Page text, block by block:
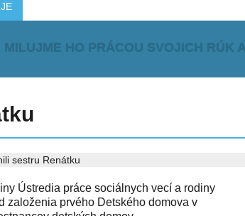
HO PRÁCOU SVOJICH RÚK
Ústredia práce sociálnych vecí a rodiny
založenia prvého Detského domova v